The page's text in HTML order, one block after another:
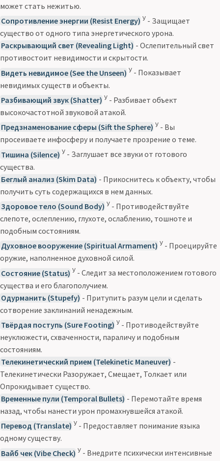
может стать нежитью.
Сопротивление энергии (Resist Energy) У - Защищает
существо от одного типа энергетического урона.
Раскрывающий свет (Revealing Light) - Ослепительный свет
противостоит невидимости и скрытости.
Видеть невидимое (See the Unseen) У - Показывает
невидимых существ и объекты.
Разбивающий звук (Shatter) У - Разбивает объект
высокочастотной звуковой атакой.
Предзнаменование сферы (Sift the Sphere) У - Вы
просеиваете инфосферу и получаете прозрение о теме.
Тишина (Silence) У - Заглушает все звуки от готового
существа.
Беглый анализ (Skim Data) - Прикоснитесь к объекту, чтобы
получить суть содержащихся в нем данных.
Здоровое тело (Sound Body) У - Противодействуйте
слепоте, ослеплению, глухоте, ослаблению, тошноте и
подобным состояниям.
Духовное вооружение (Spiritual Armament) У - Проецируйте
оружие, наполненное духовной силой.
Состояние (Status) У - Следит за местоположением готового
существа и его благополучием.
Одурманить (Stupefy) - Притупить разум цели и сделать
сотворение заклинаний ненадежным.
Твёрдая поступь (Sure Footing) У - Противодействуйте
неуклюжести, схваченности, параличу и подобным
состояниям.
Телекинетический прием (Telekinetic Maneuver) -
Телекинетически Разоружает, Смещает, Толкает или
Опрокидывает существо.
Временные пули (Temporal Bullets) - Перемотайте время
назад, чтобы нанести урон промахнувшейся атакой.
Перевод (Translate) У - Предоставляет понимание языка
одному существу.
Вайб чек (Vibe Check) У - Внедрите психически интенсивные